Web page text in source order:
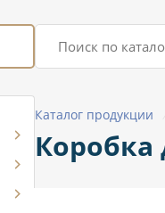
Каталог продукции
Коробка